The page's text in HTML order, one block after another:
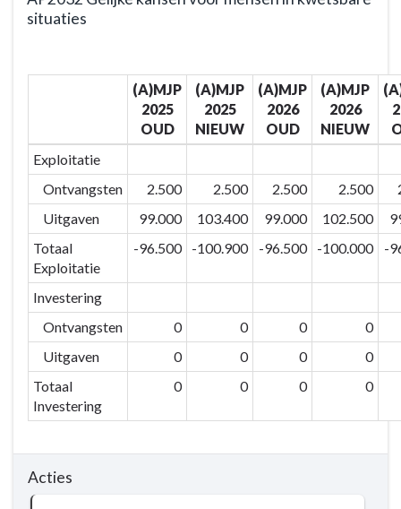
situaties
naar
zorg
nodig
heeft
Actieplannen
AP2032
Gelijke
mensen
(A)MJP
2025
OUD
(A)MJP
2025
NIEUW
(A)MJP
2026
OUD
(A)MJP
2026
NIEUW
Exploitatie
Ontvangsten
2.500 2.500 2.500 2.500
Uitgaven
99.000 103.400 99.000 102.500
Totaal
Exploitatie
-96.500 -100.900 -96.500 -100.000 -
Investering
Ontvangsten
0 0 0
0
Uitgaven
0 0 0
0
Totaal
Investering
0 0 0 0
Acties